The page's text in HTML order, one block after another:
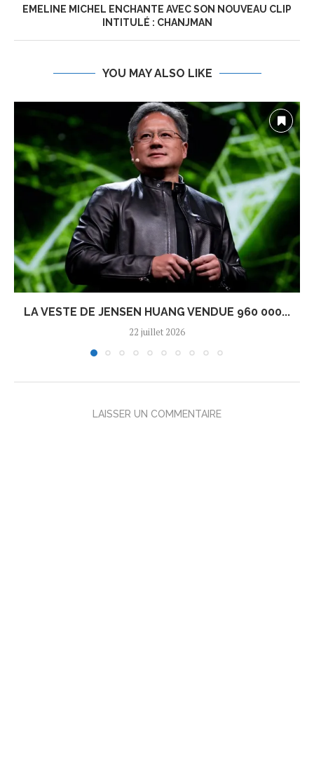
EMELINE MICHEL ENCHANTE AVEC SON NOUVEAU CLIP
INTITULÉ : CHANJMAN
YOU MAY ALSO LIKE
LA VESTE DE JENSEN HUANG VENDUE 960 000...
22 juillet 2026
LAISSER UN COMMENTAIRE